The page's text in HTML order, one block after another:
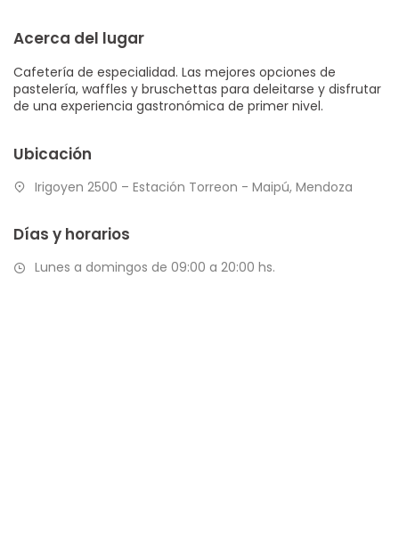
Acerca del lugar
Cafetería de especialidad. Las mejores opciones de
pastelería, waffles y bruschettas para deleitarse y disfrutar
de una experiencia gastronómica de primer nivel.
Ubicación
Irigoyen 2500 – Estación Torreon - Maipú, Mendoza
Días y horarios
Lunes a domingos de 09:00 a 20:00 hs.